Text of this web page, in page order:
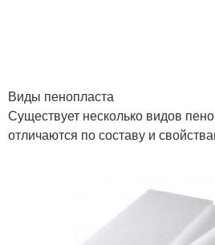
Виды пенопласта
Существует несколько видов
отличаются по составу и